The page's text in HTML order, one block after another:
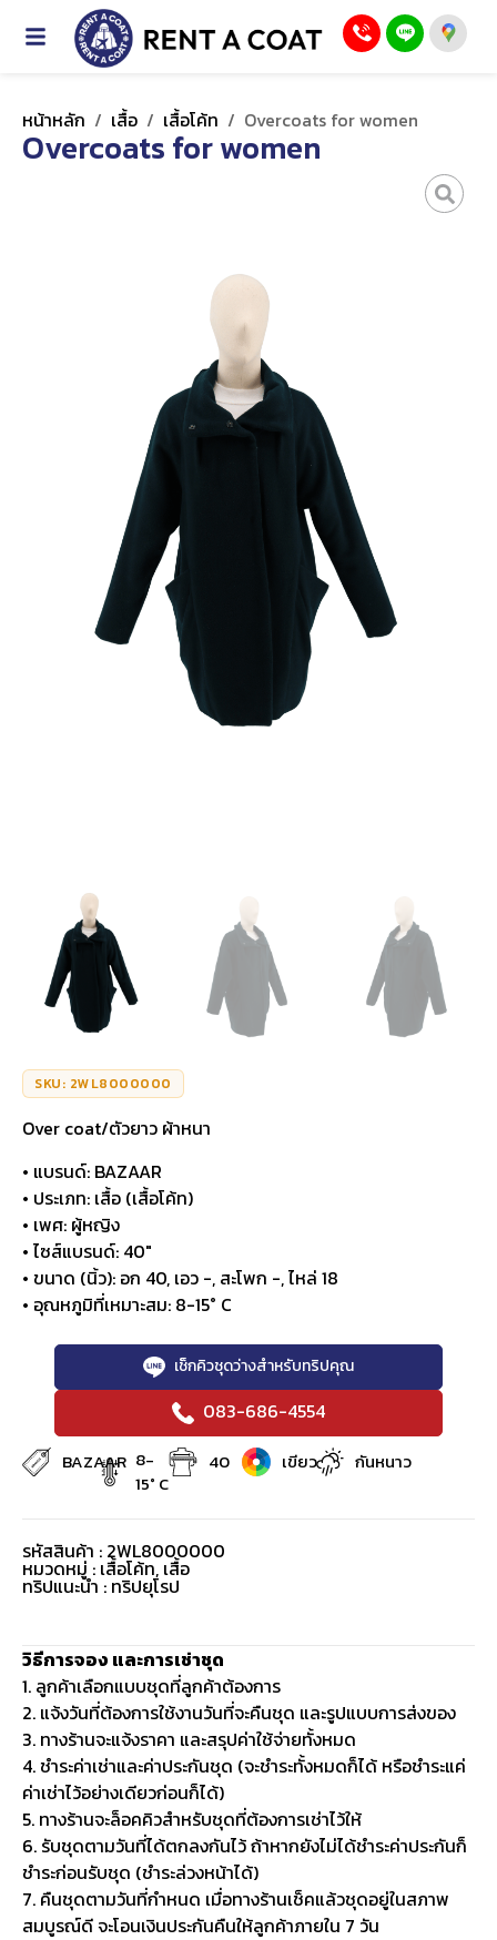
หน้าหลัก / เสื้อ / เสื้อโค้ท / Overcoats for women
Overcoats for women
SKU: 2WL8000000
Over coat/ตัวยาว ผ้าหนา
• แบรนด์: BAZAAR
• ประเภท: เสื้อ (เสื้อโค้ท)
• เพศ: ผู้หญิง
• ไซส์แบรนด์: 40″
• ขนาด (นิ้ว): อก 40, เอว -, สะโพก -, ไหล่ 18
• อุณหภูมิที่เหมาะสม: 8-15° C
เช็กคิวชุดว่างสำหรับทริปคุณ
083-686-4554
BAZAAR 8-
15° C
40 เขียว กันหนาว
รหัสสินค้า : 2WL8000000
หมวดหมู่ : เสื้อโค้ท, เสื้อ
ทริปแนะนำ : ทริปยุโรป
วิธีการจอง และการเช่าชุด
1. ลูกค้าเลือกแบบชุดที่ลูกค้าต้องการ
2. แจ้งวันที่ต้องการใช้งานวันที่จะคืนชุด และรูปแบบการส่งของ
3. ทางร้านจะแจ้งราคา และสรุปค่าใช้จ่ายทั้งหมด
4. ชำระค่าเช่าและค่าประกันชุด (จะชำระทั้งหมดก็ได้ หรือชำระแค่
ค่าเช่าไว้อย่างเดียวก่อนก็ได้)
5. ทางร้านจะล็อคคิวสำหรับชุดที่ต้องการเช่าไว้ให้
6. รับชุดตามวันที่ได้ตกลงกันไว้ ถ้าหากยังไม่ได้ชำระค่าประกันก็
ชำระก่อนรับชุด (ชำระล่วงหน้าได้)
7. คืนชุดตามวันที่กำหนด เมื่อทางร้านเช็คแล้วชุดอยู่ในสภาพ
สมบูรณ์ดี จะโอนเงินประกันคืนให้ลูกค้าภายใน 7 วัน